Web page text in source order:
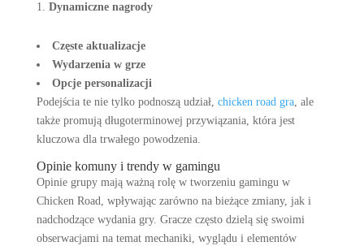
Dynamiczne nagrody
Częste aktualizacje
Wydarzenia w grze
Opcje personalizacji
Podejścia te nie tylko podnoszą udział, chicken road gra, ale
także promują długoterminowej przywiązania, która jest
kluczowa dla trwałego powodzenia.
Opinie komuny i trendy w gamingu
Opinie grupy mają ważną rolę w tworzeniu gamingu w
Chicken Road, wpływając zarówno na bieżące zmiany, jak i
nadchodzące wydania gry. Gracze często dzielą się swoimi
obserwacjami na temat mechaniki, wyglądu i elementów